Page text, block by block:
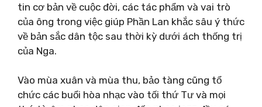
tin cơ bản về cuộc đời, các tác phẩm và vai trò
của ông trong việc giúp Phần Lan khắc sâu ý thức
về bản sắc dân tộc sau thời kỳ dưới ách thống trị
của Nga.
Vào mùa xuân và mùa thu, bảo tàng cũng tổ
chức các buổi hòa nhạc vào tối thứ Tư và mọi